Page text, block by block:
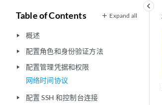
keyboard_arrow_left
Table of Contents Expand all
play_arrow 概述
play_arrow 配置角色和身份验证方法
play_arrow
配置管理凭据和权限
网络时间协议
play_arrow 配置 SSH 和控制台连接